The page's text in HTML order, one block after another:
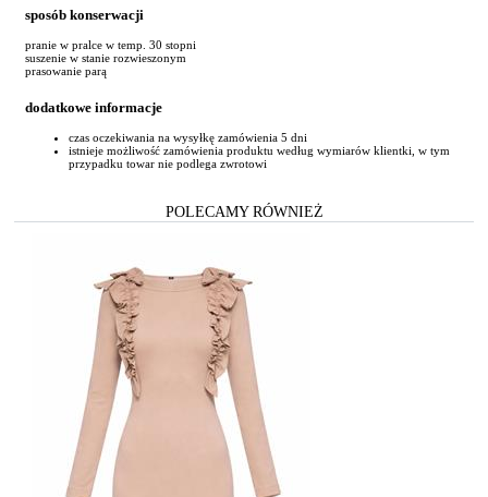
sposób konserwacji
pranie w pralce w temp. 30 stopni
suszenie w stanie rozwieszonym
prasowanie parą
dodatkowe informacje
czas oczekiwania na wysyłkę zamówienia 5 dni
istnieje możliwość zamówienia produktu według wymiarów klientki, w tym
przypadku towar nie podlega zwrotowi
POLECAMY RÓWNIEŻ